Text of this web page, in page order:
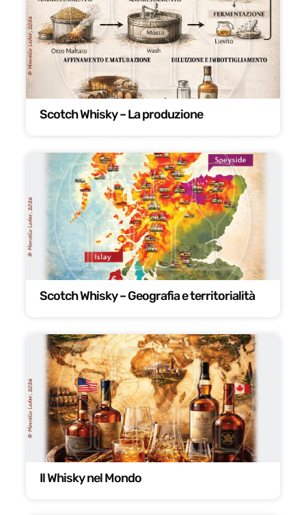
Scotch Whisky – La produzione
Scotch Whisky – Geografia e territorialità
Il Whisky nel Mondo